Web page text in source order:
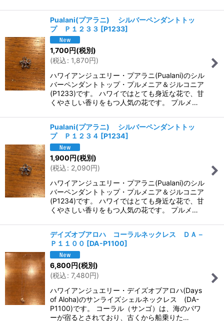
Pualani(プアラニ) シルバーペンダントトッ
プ Ｐ１２３３ [P1233]
1,700円(税別)
(税込: 1,870円)
ハワイアンジュエリー・プアラニ(Pualani)のシル
バーペンダントトップ・プルメニア＆ジルコニア
(P1233)です。 ハワイではとても身近な花で、甘
くやさしい香りをもつ人気の花です。 プルメ…
Pualani(プアラニ) シルバーペンダントトッ
プ Ｐ１２３４ [P1234]
1,900円(税別)
(税込: 2,090円)
ハワイアンジュエリー・プアラニ(Pualani)のシル
バーペンダントトップ・プルメニア＆ジルコニア
(P1234)です。 ハワイではとても身近な花で、甘
くやさしい香りをもつ人気の花です。 プルメ…
デイズオブアロハ コーラルネックレス ＤＡ－
Ｐ１１００ [DA-P1100]
6,800円(税別)
(税込: 7,480円)
ハワイアンジュエリー・デイズオブアロハ(Days
of Aloha)のサンライズシェルネックレス (DA-
P1100)です。 コーラル（サンゴ）は、海のパワ
ーが宿るとされており、古くから船乗りた…